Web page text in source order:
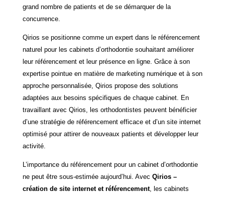
grand nombre de patients et de se démarquer de la
concurrence.
Qirios se positionne comme un expert dans le référencement
naturel pour les cabinets d’orthodontie souhaitant améliorer
leur référencement et leur présence en ligne. Grâce à son
expertise pointue en matière de marketing numérique et à son
approche personnalisée, Qirios propose des solutions
adaptées aux besoins spécifiques de chaque cabinet. En
travaillant avec Qirios, les orthodontistes peuvent bénéficier
d’une stratégie de référencement efficace et d’un site internet
optimisé pour attirer de nouveaux patients et développer leur
activité.
L’importance du référencement pour un cabinet d’orthodontie
ne peut être sous-estimée aujourd’hui. Avec Qirios –
création de site internet et référencement, les cabinets